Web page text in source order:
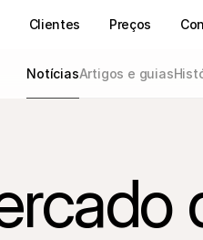
Clientes Preços
NotíciasArtigos e guias